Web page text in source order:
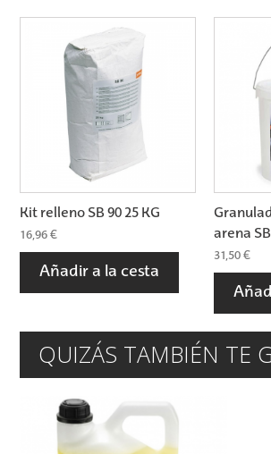
Kit relleno SB 90 25 KG
16,96 €
Añadir a la cesta
arena SB
31,50 €
QUIZÁS TAMBIÉN TE